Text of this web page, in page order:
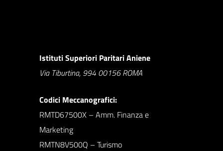
Istituti Superiori Paritari Aniene
Via Tiburtina, 994 00156 ROMA
Codici Meccanografici:
RMTD67500X – Amm. Finanza e
Marketing
RMTN8V500Q – Turismo